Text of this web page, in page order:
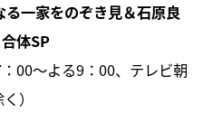
一家をのぞき見＆石原良
体SP
00〜よる9：00、テレビ朝
）